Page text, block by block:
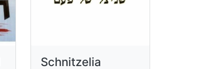
Schnitzelia